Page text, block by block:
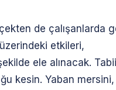
de çalışanlarda
etkileri,
ele alınacak. Tabii
kesin. Yaban mersini,